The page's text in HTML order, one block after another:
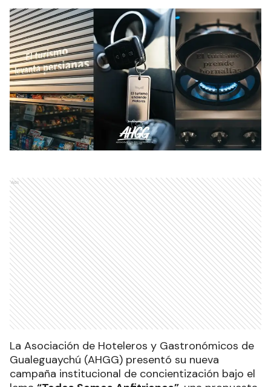
Ads
La Asociación de Hoteleros y Gastronómicos de
Gualeguaychú (AHGG) presentó su nueva
campaña institucional de concientización bajo el